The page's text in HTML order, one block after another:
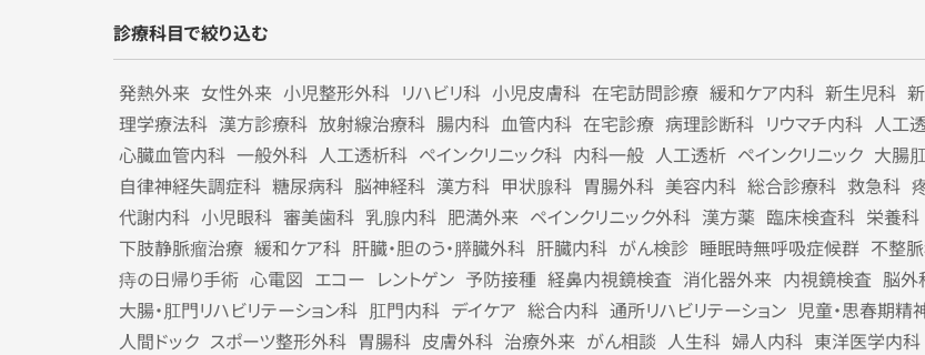
診療科目で絞り込む
発熱外来 女性外来 小児整形外科 リハビリ科 小児皮膚科 在宅訪問診療 緩和ケア内科 新生児科
理学療法科 漢方診療科 放射線治療科 腸内科 血管内科 在宅診療 病理診断科 リウマチ内科 人工
心臓血管内科 一般外科 人工透析科 ペインクリニック科 内科一般 人工透析 ペインクリニック 大腸
自律神経失調症科 糖尿病科 脳神経科 漢方科 甲状腺科 胃腸外科 美容内科 総合診療科 救急科
代謝内科 小児眼科 審美歯科 乳腺内科 肥満外来 ペインクリニック外科 漢方薬 臨床検査科 栄養科
下肢静脈瘤治療 緩和ケア科 肝臓・胆のう・膵臓外科 肝臓内科 がん検診 睡眠時無呼吸症候群 不整
痔の日帰り手術 心電図 エコー レントゲン 予防接種 経鼻内視鏡検査 消化器外来 内視鏡検査 脳外
大腸・肛門リハビリテーション科 肛門内科 デイケア 総合内科 通所リハビリテーション 児童・思春期精
人間ドック スポーツ整形外科 胃腸科 皮膚外科 治療外来 がん相談 人生科 婦人内科 東洋医学内科